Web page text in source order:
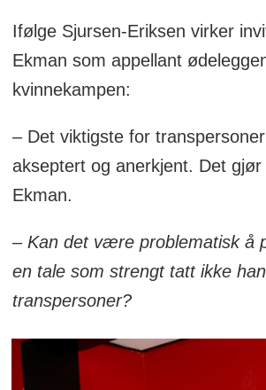
Ifølge Sjursen-Eriksen virker
Ekman som appellant
kvinnekampen:
– Det viktigste for
akseptert og anerkjent. Det gjør
Ekman.
– Kan det være problematisk å
en tale som strengt tatt ikke
transpersoner?